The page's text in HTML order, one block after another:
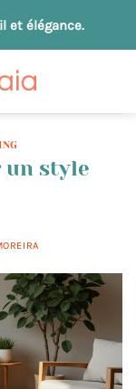
et élégance.
un style